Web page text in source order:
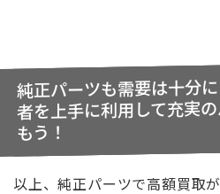
純正パーツも需要は十分
者を上手に利用して充実
もう！
以上、純正パーツで高額買取